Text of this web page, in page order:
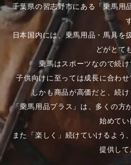
Penelope（ペネロペ）
CHESTER（チェスター）
千葉県の習志野市にある「乗馬用
日本国内には、乗馬用品・馬具を
どがとて
乗馬はスポーツなので続け
子供向けに至っては成長に合わ
しかも商品が高価だと、続
「乗馬用品プラス」は、多くの方
始めてい
また「楽しく」続けていけるよう
提供して